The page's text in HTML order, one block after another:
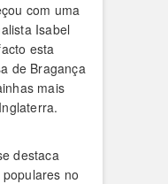
com uma
Isabel
esta
de Bragança
mais
destaca
no